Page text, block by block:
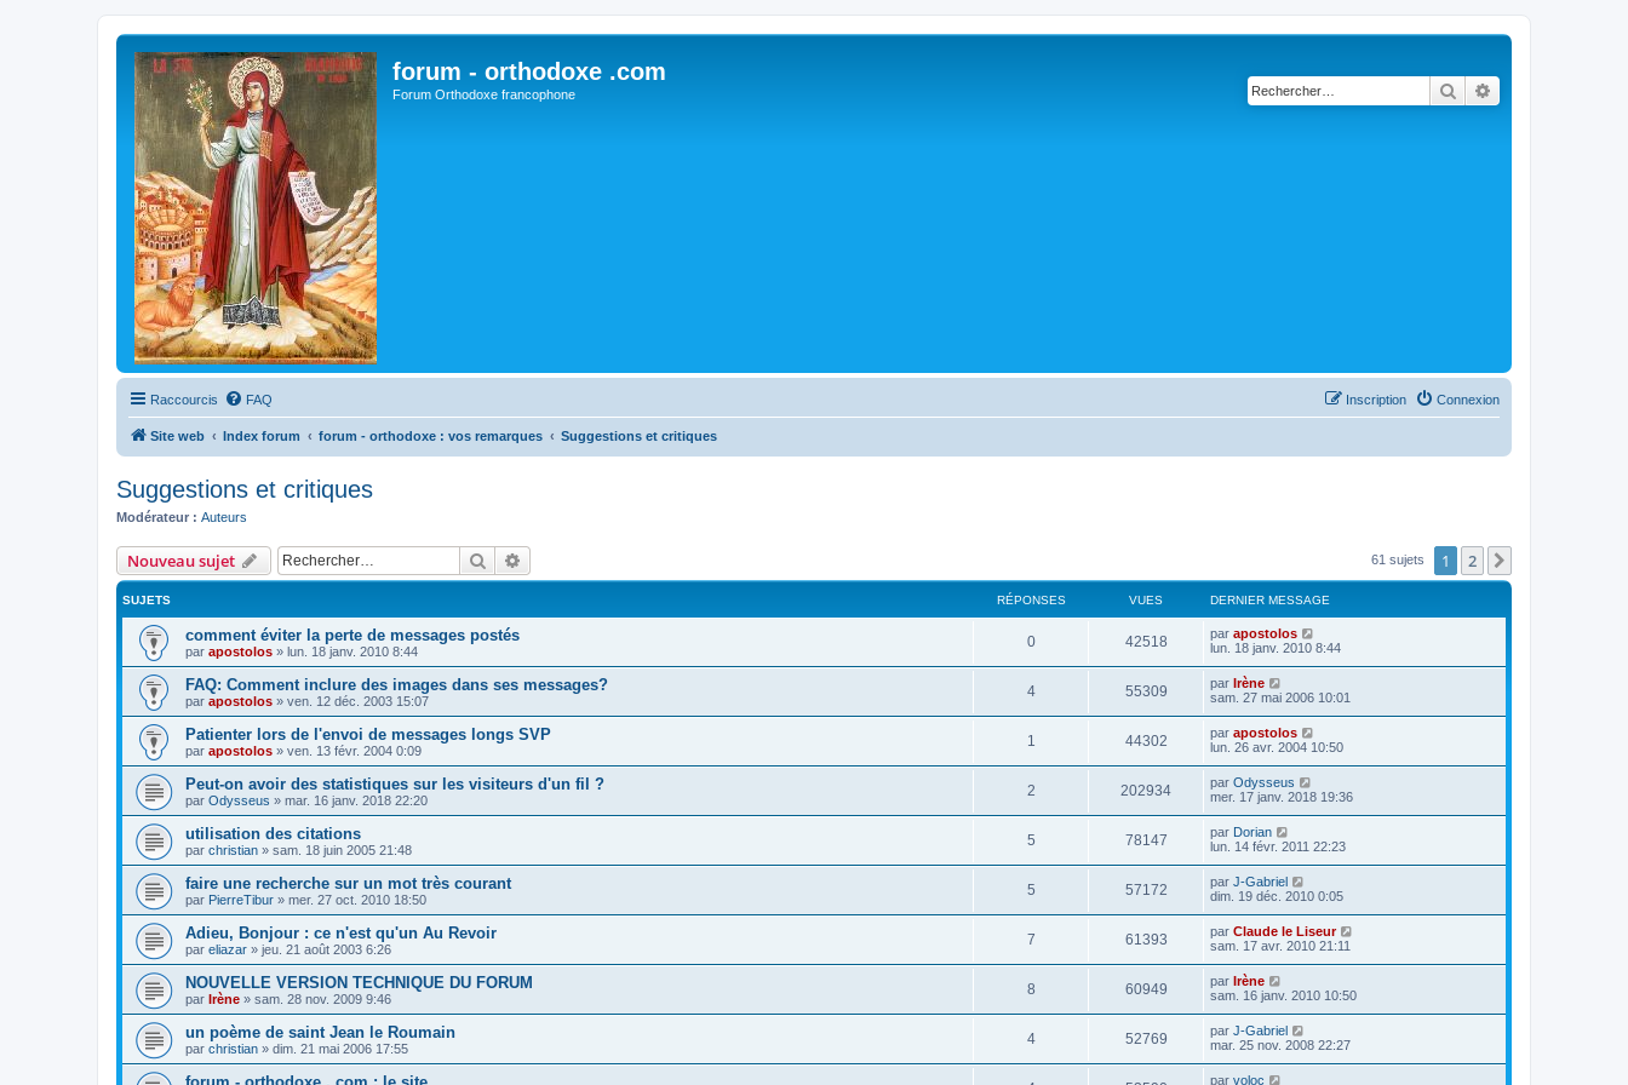
forum - orthodoxe .com
Forum Orthodoxe francophone Rechercher
Raccourcis FAQ Connexion
Inscription
Site web Index forum forum - orthodoxe : vos remarques Suggestions et critiques
Suggestions et critiques
Modérateur : Auteurs
Nouveau sujet Rechercher 61 sujets 1 2
SUJETS RÉPONSES VUES DERNIER MESSAGE
comment éviter la perte de messages postés
par apostolos » lun. 18 janv. 2010 8:44
0 42518 par apostolos
lun. 18 janv. 2010 8:44
FAQ: Comment inclure des images dans ses messages?
par apostolos » ven. 12 déc. 2003 15:07
4 55309 par Irène
sam. 27 mai 2006 10:01
Patienter lors de l'envoi de messages longs SVP
par apostolos » ven. 13 févr. 2004 0:09
1 44302 par apostolos
lun. 26 avr. 2004 10:50
Peut-on avoir des statistiques sur les visiteurs d'un fil ?
par Odysseus » mar. 16 janv. 2018 22:20
2 202934 par Odysseus
mer. 17 janv. 2018 19:36
utilisation des citations
par christian » sam. 18 juin 2005 21:48
5 78147 par Dorian
lun. 14 févr. 2011 22:23
faire une recherche sur un mot très courant
par PierreTibur » mer. 27 oct. 2010 18:50
5 57172 par J-Gabriel
dim. 19 déc. 2010 0:05
Adieu, Bonjour : ce n'est qu'un Au Revoir
par eliazar » jeu. 21 août 2003 6:26
7 61393 par Claude le Liseur
sam. 17 avr. 2010 21:11
NOUVELLE VERSION TECHNIQUE DU FORUM
par Irène » sam. 28 nov. 2009 9:46
8 60949 par Irène
sam. 16 janv. 2010 10:50
un poème de saint Jean le Roumain
par christian » dim. 21 mai 2006 17:55
4 52769 par J-Gabriel
mar. 25 nov. 2008 22:27
forum - orthodoxe . com : le site par voloc